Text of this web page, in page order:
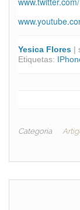
Yesica Flores |
Etiquetas:
Categoria